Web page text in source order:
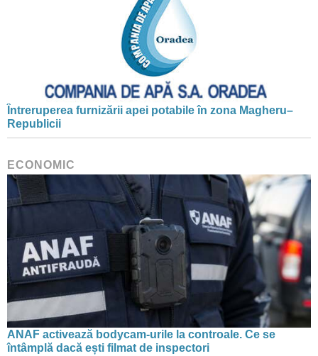
Întreruperea furnizării apei potabile în zona Magheru–
Republicii
ECONOMIC
ANAF activează bodycam-urile la controale. Ce se
întâmplă dacă ești filmat de inspectori